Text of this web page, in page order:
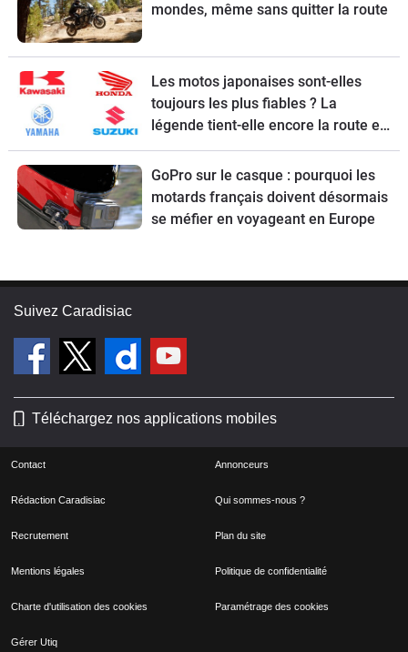
mondes, même sans quitter la route
Les motos japonaises sont-elles
toujours les plus fiables ? La
légende tient-elle encore la route en
2026 ?
GoPro sur le casque : pourquoi les
motards français doivent désormais
se méfier en voyageant en Europe
Suivez Caradisiac
Téléchargez nos applications mobiles
Contact Annonceurs
Rédaction Caradisiac Qui sommes-nous ?
Recrutement Plan du site
Mentions légales Politique de confidentialité
Charte d'utilisation des cookies Paramétrage des cookies
Gérer Utiq